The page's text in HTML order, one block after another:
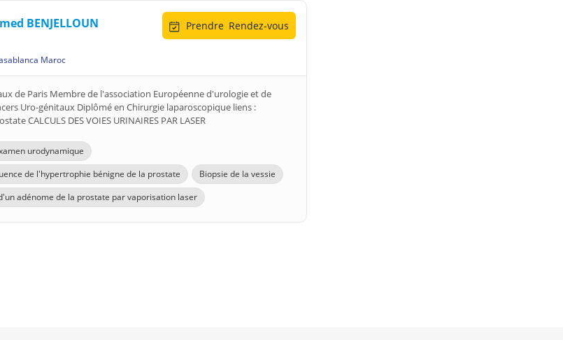
BENJELLOUN
Maroc
Prendre Rendez-vous
de Paris Membre de l'association Européenne d'urologie et de
Uro-génitaux Diplômé en Chirurgie laparoscopique liens :
CALCULS DES VOIES URINAIRES PAR LASER
urodynamique
de l'hypertrophie bénigne de la prostate
Biopsie de la vessie
adénome de la prostate par vaporisation laser